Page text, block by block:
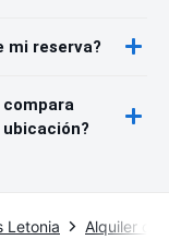
mi reserva?
compara
Letonia Alquiler de